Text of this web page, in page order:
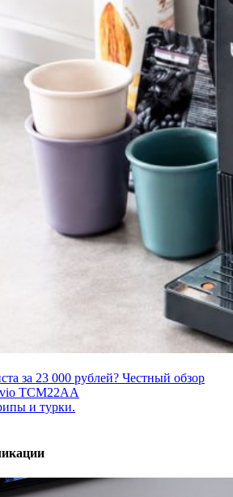
за 23 000 рублей? Честный обзор
TCM22AA
и турки.